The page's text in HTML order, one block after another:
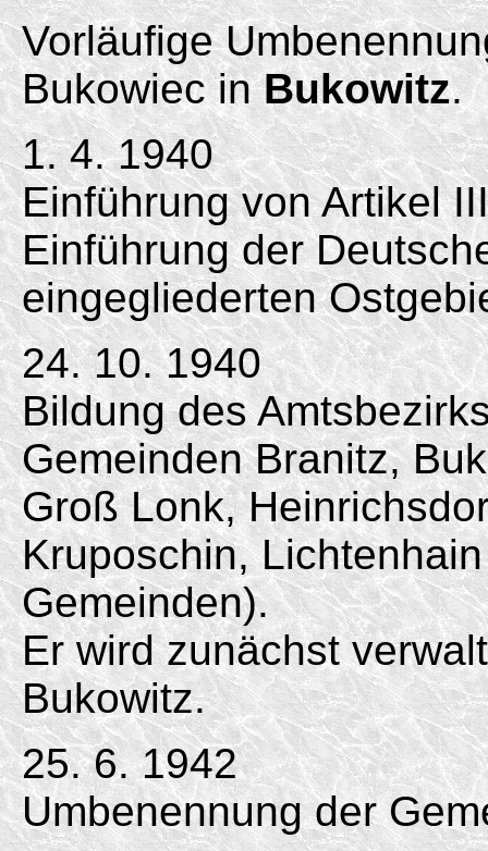
Vorläufige
Bukowiec inBukowitz.
1. 4. 1940
Einführung von Artikel III
Einführung der
eingegliederten
24. 10. 1940
Bildung des
Gemeinden Branitz,
Groß Lonk,
Kruposchin,
Gemeinden).
Er wird zunächst
Bukowitz.
25. 6. 1942
Umbenennung der